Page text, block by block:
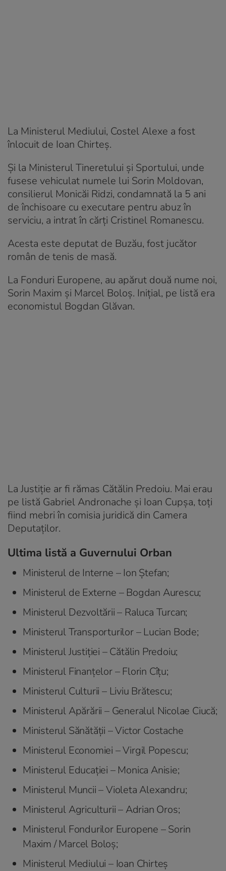
La Ministerul Mediului, Costel Alexe a fost
înlocuit de Ioan Chirteş.
Şi la Ministerul Tineretului şi Sportului, unde
fusese vehiculat numele lui Sorin Moldovan,
consilierul Monicăi Ridzi, condamnată la 5 ani
de închisoare cu executare pentru abuz în
serviciu, a intrat în cărţi Cristinel Romanescu.
Acesta este deputat de Buzău, fost jucător
român de tenis de masă.
La Fonduri Europene, au apărut două nume noi,
Sorin Maxim şi Marcel Boloș. Iniţial, pe listă era
economistul Bogdan Glăvan.
La Justiţie ar fi rămas Cătălin Predoiu. Mai erau
pe listă Gabriel Andronache şi Ioan Cupşa, toţi
fiind mebri în comisia juridică din Camera
Deputaţilor.
Ultima listă a Guvernului Orban
Ministerul de Interne – Ion Ștefan;
Ministerul de Externe – Bogdan Aurescu;
Ministerul Dezvoltării – Raluca Turcan;
Ministerul Transporturilor – Lucian Bode;
Ministerul Justiției – Cătălin Predoiu;
Ministerul Finanțelor – Florin Cîțu;
Ministerul Culturii – Liviu Brătescu;
Ministerul Apărării – Generalul Nicolae Ciucă;
Ministerul Sănătății – Victor Costache
Ministerul Economiei – Virgil Popescu;
Ministerul Educației – Monica Anisie;
Ministerul Muncii – Violeta Alexandru;
Ministerul Agriculturii – Adrian Oros;
Ministerul Fondurilor Europene – Sorin
Maxim / Marcel Boloș;
Ministerul Mediului – Ioan Chirteș